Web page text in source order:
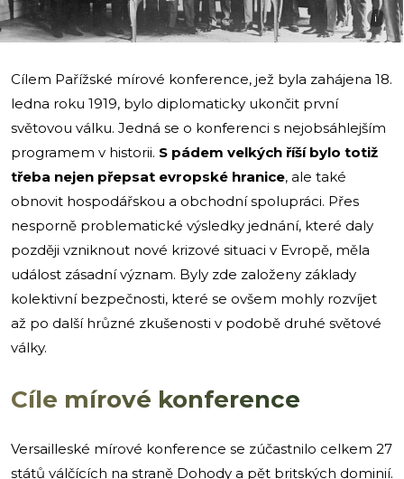
i
Cílem Pařížské mírové konference, jež byla zahájena 18.
ledna roku 1919, bylo diplomaticky ukončit první
světovou válku. Jedná se o konferenci s nejobsáhlejším
programem v historii. S pádem velkých říší bylo totiž
třeba nejen přepsat evropské hranice, ale také
obnovit hospodářskou a obchodní spolupráci. Přes
nesporně problematické výsledky jednání, které daly
později vzniknout nové krizové situaci v Evropě, měla
událost zásadní význam. Byly zde založeny základy
kolektivní bezpečnosti, které se ovšem mohly rozvíjet
až po další hrůzné zkušenosti v podobě druhé světové
války.
Cíle mírové konference
Versailleské mírové konference se zúčastnilo celkem 27
států válčících na straně Dohody a pět britských dominií.